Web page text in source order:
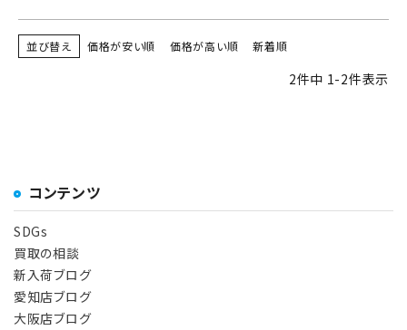
並び替え 価格が安い順 価格が高い順 新着順
2件中 1-2件表示
コンテンツ
SDGs
買取の相談
新入荷ブログ
愛知店ブログ
大阪店ブログ